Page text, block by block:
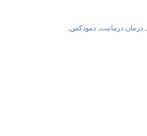
, درمان درماتیت, دمودکس,